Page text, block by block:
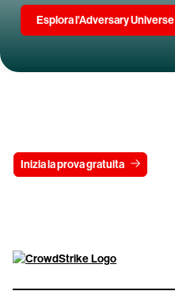
Esplora l'Adversary Universe
Inizia la prova gratuita